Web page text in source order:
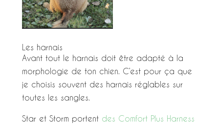
Les harnais
Avant tout le harnais doit être adapté à la
morphologie de ton chien. C’est pour ça que
je choisis souvent des harnais réglables sur
toutes les sangles.
Star et Storm portent des Comfort Plus Harness